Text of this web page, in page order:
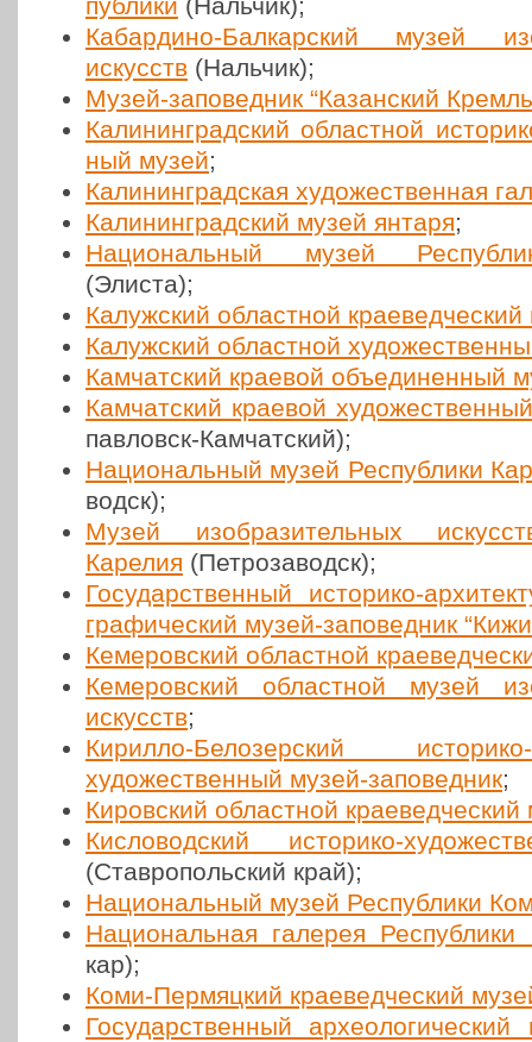
пуб­ли­ки (Нальчик);
Кабар­ди­но-Бал­кар­ский музей
искусств (Нальчик);
Музей-запо­вед­ник “Казан­ский
Кали­нин­град­ский област­ной
ный музей;
Кали­нин­град­ская худо­же­ствен­ная
Кали­нин­град­ский музей янтаря;
Наци­о­наль­ный музей
(Элиста);
Калуж­ский област­ной кра­е­вед­че­ский
Калуж­ский област­ной
Кам­чат­ский краевой объ­еди­нен­ный
Кам­чат­ский краевой
пав­ловск-Кам­чат­ский);
Наци­о­наль­ный музей Рес­пуб­ли­ки
водск);
Музей изоб­ра­зи­тель­ных
Карелия (Пет­ро­за­водск);
Госу­дар­ствен­ный исто­ри­ко-
гра­фи­че­ский музей-запо­вед­ник
Кеме­ров­ский област­ной
Кеме­ров­ский област­ной музей
искусств;
Кирилло-Бело­зер­ский исто­ри­ко-
худо­же­ствен­ный музей-запо­вед­ник;
Киров­ский област­ной кра­е­вед­че­ский
Кис­ло­вод­ский исто­ри­ко-
(Став­ро­поль­ский край);
Наци­о­наль­ный музей Рес­пуб­ли­ки
Наци­о­наль­ная галерея Рес­пуб­ли­ки
кар);
Коми-Пер­мяц­кий кра­е­вед­че­ский
Госу­дар­ствен­ный